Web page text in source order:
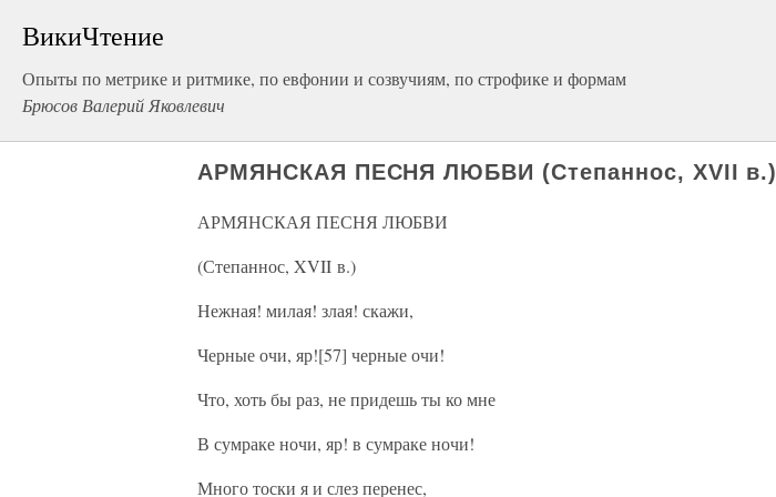
ВикиЧтение
Опыты по метрике и ритмике, по евфонии и созвучиям, по строфике и формам
Брюсов Валерий Яковлевич
АРМЯНСКАЯ ПЕСНЯ ЛЮБВИ (Степаннос, XVII в.)
АРМЯНСКАЯ ПЕСНЯ ЛЮБВИ
(Степаннос, XVII в.)
Нежная! милая! злая! скажи,
Черные очи, яр![57] черные очи!
Что, хоть бы раз, не придешь ты ко мне
В сумраке ночи, яр! в сумраке ночи!
Много тоски я и слез перенес,